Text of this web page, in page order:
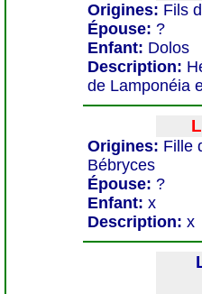
Origines: Fils
Épouse: ?
Enfant: Dolos
Description:
de Lamponéia
Origines: Fille
Bébryces
Épouse: ?
Enfant: x
Description: x